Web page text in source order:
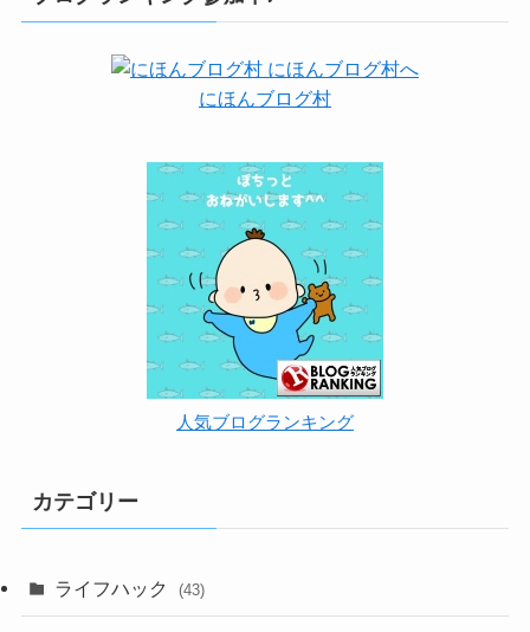
にほんブログ村
人気ブログランキング
カテゴリー
ライフハック (43)